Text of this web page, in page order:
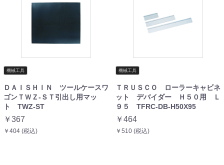
機械工具
ＤＡＩＳＨＩＮ ツールケースワ
ゴンＴＷＺ‐ＳＴ引出し用マッ
ト TWZ-ST
￥367
￥404 (税込)
機械工具
ＴＲＵＳＣＯ ローラーキャビネ
ット デバイダー Ｈ５０用 Ｌ
９５ TFRC-DB-H50X95
￥464
￥510 (税込)